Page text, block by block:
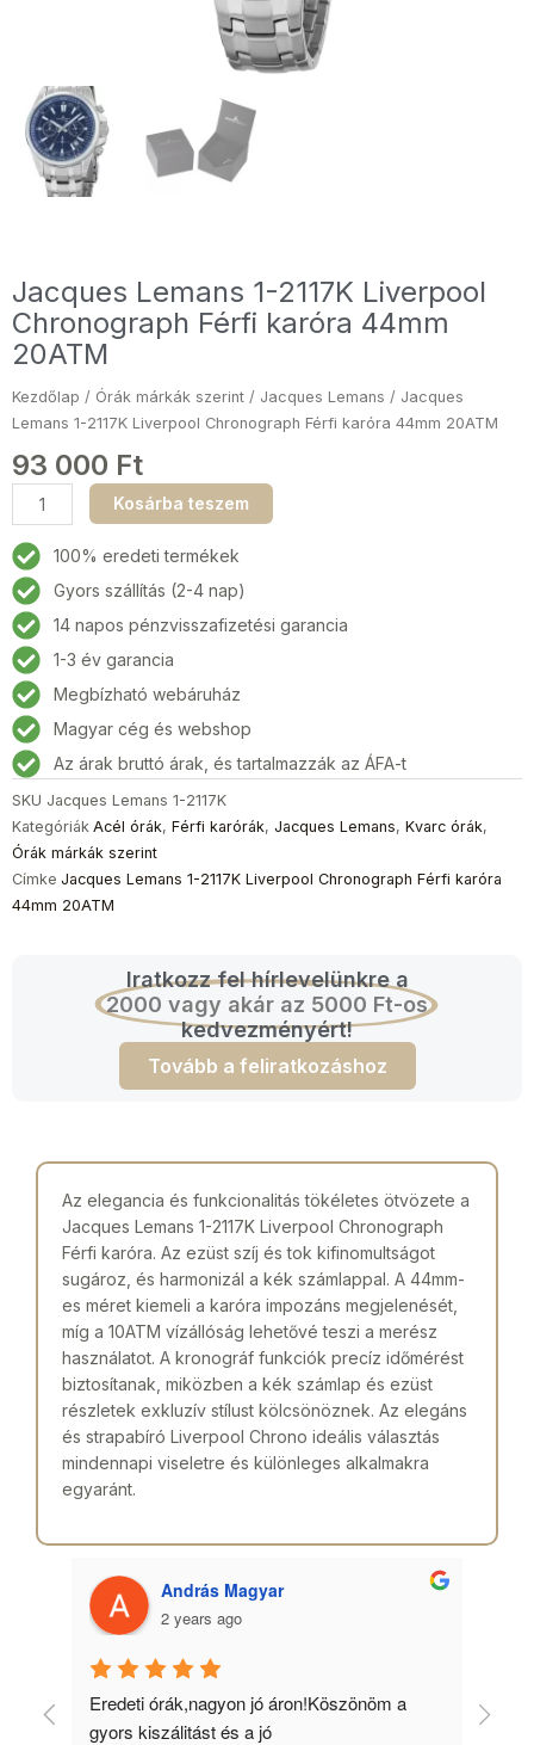
Jacques Lemans 1-2117K Liverpool
Chronograph Férfi karóra 44mm
20ATM
Kezdőlap / Órák márkák szerint / Jacques Lemans / Jacques
Lemans 1-2117K Liverpool Chronograph Férfi karóra 44mm 20ATM
93 000 Ft
Jacques
Lemans
1-
2117K
Liverpool
Chronograph
Férfi
karóra
44mm
20ATM
mennyiség
Kosárba teszem
100% eredeti termékek
Gyors szállítás (2-4 nap)
14 napos pénzvisszafizetési garancia
1-3 év garancia
Megbízható webáruház
Magyar cég és webshop
Az árak bruttó árak, és tartalmazzák az ÁFA-t
SKU Jacques Lemans 1-2117K
Kategóriák Acél órák, Férfi karórák, Jacques Lemans, Kvarc órák,
Órák márkák szerint
Címke Jacques Lemans 1-2117K Liverpool Chronograph Férfi karóra
44mm 20ATM
Iratkozz fel hírlevelünkre a
2000 vagy akár az 5000 Ft-os
kedvezményért!
Tovább a feliratkozáshoz
Az elegancia és funkcionalitás tökéletes ötvözete a
Jacques Lemans 1-2117K Liverpool Chronograph
Férfi karóra. Az ezüst szíj és tok kifinomultságot
sugároz, és harmonizál a kék számlappal. A 44mm-
es méret kiemeli a karóra impozáns megjelenését,
míg a 10ATM vízállóság lehetővé teszi a merész
használatot. A kronográf funkciók precíz időmérést
biztosítanak, miközben a kék számlap és ezüst
részletek exkluzív stílust kölcsönöznek. Az elegáns
és strapabíró Liverpool Chrono ideális választás
mindennapi viseletre és különleges alkalmakra
egyaránt.
András Magyar
2 years ago
Eredeti órák,nagyon jó áron!Köszönöm a
gyors kiszálitást és a jó